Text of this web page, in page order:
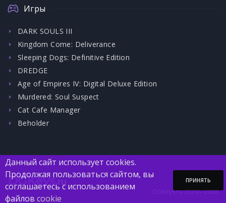
Игры
DARK SOULS III
Kingdom Come: Deliverance
Sleeping Dogs: Definitive Edition
DREDGE
Age of Empires IV: Digital Deluxe Edition
Murdered: Soul Suspect
Cat Cafe Manager
Beholder
DGKeys.ru
DGKeys.ru 2020—2026
Данный сайт использует cookies.
Продолжая пользоваться сайтом, вы
соглашаетесь с использованием
файлов cookie
ПРИНЯТЬ